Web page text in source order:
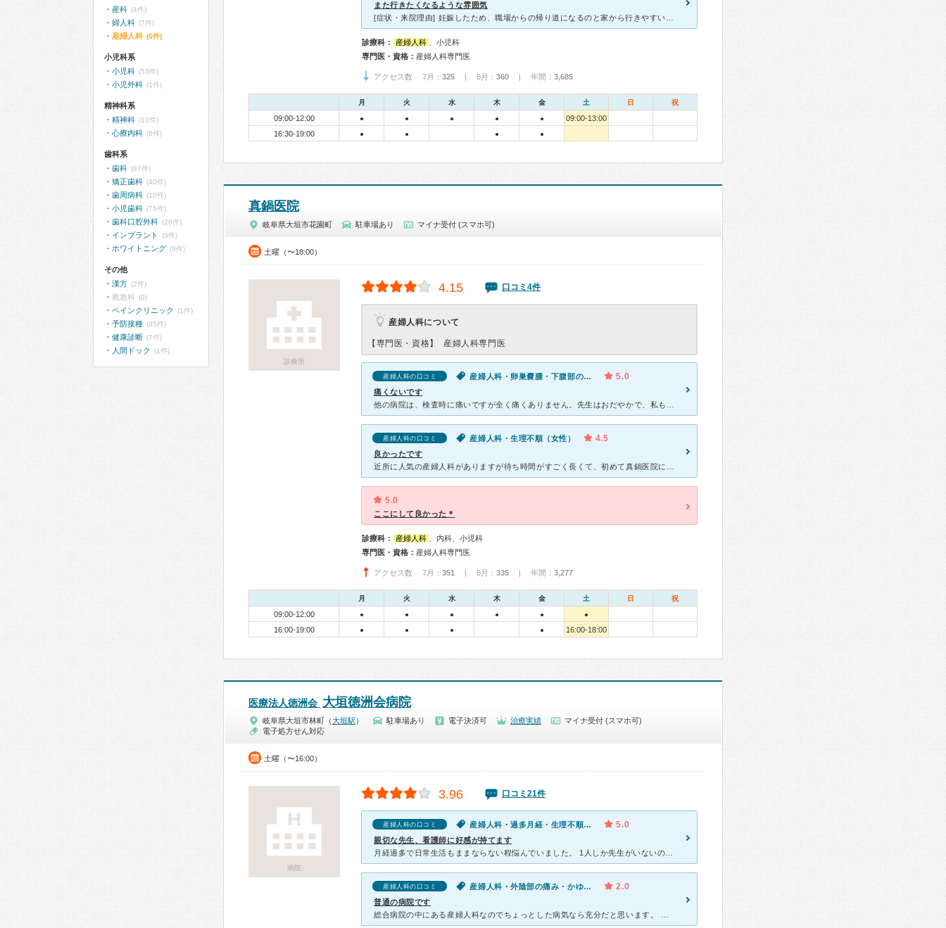
また行きたくなるような雰囲気
診療科： 産婦人科
、小児科
専門医・資格： 産婦人科専門医
アクセス数 7月： 325 | 6月： 360 | 年間： 3,685
月 火 水 木 金 土 日 祝
09:00-12:00 ● ● ● ● ●
09:00-13:00
16:30-19:00
● ● ● ●
真鍋医院
岐阜県大垣市花園町 駐車場あり マイナ受付 (スマホ可)
土曜（〜18:00）
診療所
4.15 口コミ4件
産婦人科について
【専門医・資格】 産婦人科専門医
産婦人科の口コミ 産婦人科・卵巣嚢腫・下腹部の痛み（女性） 5.0
痛くないです
産婦人科の口コミ 産婦人科・生理不順（女性） 4.5
良かったです
5.0
ここにして良かった＊
診療科： 産婦人科
、内科、小児科
専門医・資格： 産婦人科専門医
アクセス数 7月： 351 | 6月： 335 | 年間： 3,277
月 火 水 木 金 土 日 祝
09:00-12:00 ● ● ● ● ● ●
16:00-19:00 ● ● ● ● 16:00-18:00
医療法人徳洲会 大垣徳洲会病院
岐阜県大垣市林町（大垣駅 ） 駐車場あり 電子決済可 治療実績
マイナ受付 (スマホ可)
電子処方せん対応
土曜（〜16:00）
病院
3.96 口コミ21件
産婦人科の口コミ 産婦人科・過多月経・生理不順（女性） 5.0
親切な先生、看護師に好感が持てます
産婦人科の口コミ 産婦人科・外陰部の痛み・かゆみ（女性） 2.0
普通の病院です
産科 (4件)
婦人科 (7件)
産婦人科 (6件)
小児科系
小児科 (53件)
小児外科 (1件)
精神科系
精神科 (10件)
心療内科 (8件)
歯科系
歯科 (97件)
矯正歯科 (40件)
歯周病科 (10件)
小児歯科 (75件)
歯科口腔外科 (26件)
インプラント (9件)
ホワイトニング (9件)
その他
漢方 (2件)
救急科 (0)
ペインクリニック (1件)
予防接種 (95件)
健康診断 (7件)
人間ドック (1件)